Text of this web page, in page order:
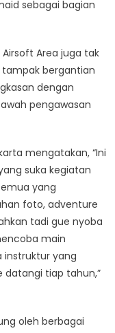
sebagai bagian
Area juga tak
tampak bergantian
dengan
pengawasan
mengatakan, “Ini
suka kegiatan
yang
foto, adventure
tadi gue nyoba
main
yang
datangi tiap tahun,”
oleh berbagai